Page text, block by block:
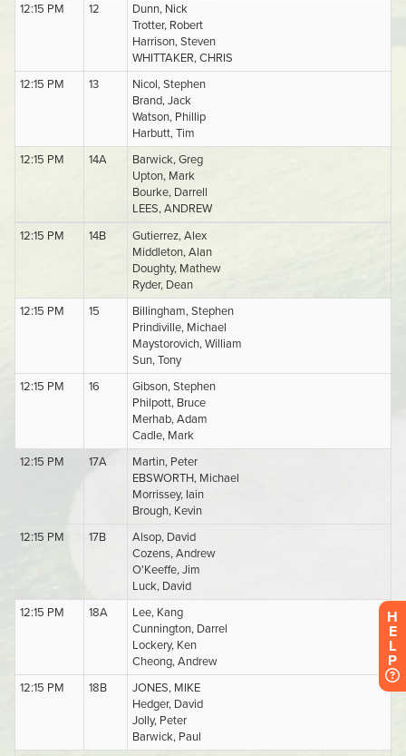
H
E
L
P